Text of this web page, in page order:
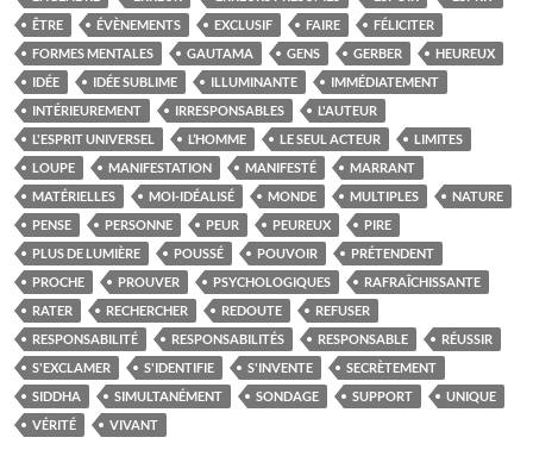
ÊTRE
ÉVÈNEMENTS EXCLUSIF FAIRE
FÉLICITER
FORMES MENTALES
GAUTAMA GENS GERBER
HEUREUX
IDÉE
IDÉE SUBLIME ILLUMINANTE
IMMÉDIATEMENT
INTÉRIEUREMENT
IRRESPONSABLES
L'AUTEUR
L'ESPRIT UNIVERSEL
L’HOMME LE SEUL ACTEUR
LIMITES
LOUPE
MANIFESTATION MANIFESTÉ
MARRANT
MATÉRIELLES
MOI-IDÉALISÉ MONDE MULTIPLES
NATURE
PENSE
PERSONNE PEUR PEUREUX
PIRE
PLUS DE LUMIÈRE
POUSSÉ POUVOIR
PRÉTENDENT
PROCHE
PROUVER PSYCHOLOGIQUES
RAFRAÎCHISSANTE
RATER
RECHERCHER REDOUTE
REFUSER
RESPONSABILITÉ
RESPONSABILITÉS RESPONSABLE
RÉUSSIR
S'EXCLAMER
S'IDENTIFIE S'INVENTE
SECRÈTEMENT
SIDDHA
SIMULTANÉMENT SONDAGE SUPPORT
UNIQUE
VÉRITÉ
VIVANT